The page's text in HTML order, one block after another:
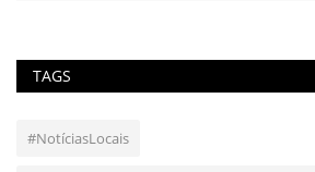
TAGS
#NotíciasLocais